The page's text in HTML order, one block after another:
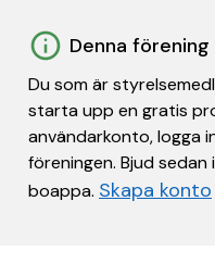
Denna
Du som är
starta upp en gratis
användarkonto, logga
föreningen. Bjud
boappa. Skapa konto